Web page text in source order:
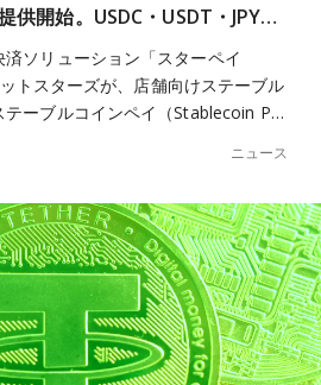
供開始。USDC・USDT・JPY…
ソリューション「スターペイ
トスターズが、店舗向けステーブル
テーブルコインペイ（Stablecoin P…
ニュース